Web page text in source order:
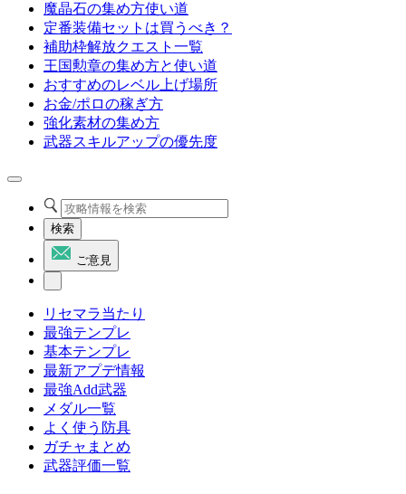
魔晶石の集め方使い道
定番装備セットは買うべき？
補助枠解放クエスト一覧
王国勲章の集め方と使い道
おすすめのレベル上げ場所
お金/ポロの稼ぎ方
強化素材の集め方
武器スキルアップの優先度
検索
ご意見
リセマラ当たり
最強テンプレ
基本テンプレ
最新アプデ情報
最強Add武器
メダル一覧
よく使う防具
ガチャまとめ
武器評価一覧